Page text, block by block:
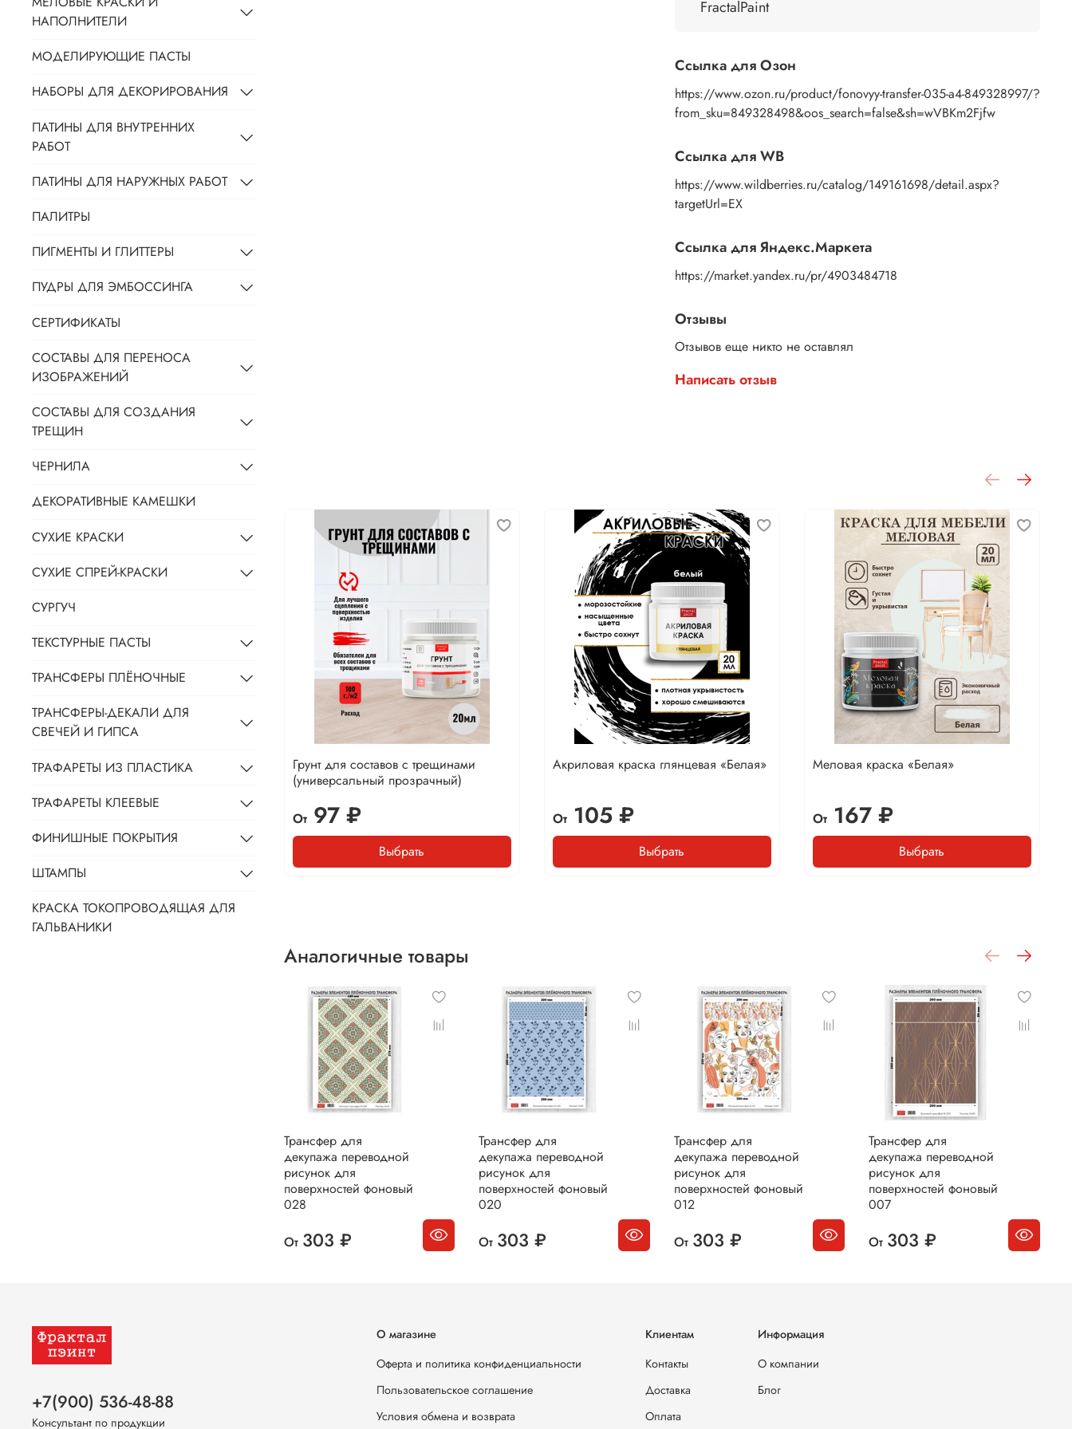
дайте основе пропитаться водой. Затем приложите
пальцами бумажную основу, сдвигаете ее на себя.
Рисунок остается на изделии. Сразу после нанесения
удалите лишнюю влагу и воздух бумажным полотенцем
или кусочком сухой ткани. После чего покройте
подойдет акриловый лак на водной основе, матовый,
глянцевый, полуглянцевый.
FractalPaint
Ссылка для Озон
https://www.ozon.ru/product/fonovyy-transfer-035-a4-849328997/?
from_sku=849328498&oos_search=false&sh=wVBKm2Fjfw
Ссылка для WB
https://www.wildberries.ru/catalog/149161698/detail.aspx?
targetUrl=EX
Ссылка для Яндекс.Маркета
https://market.yandex.ru/pr/4903484718
Отзывы
Отзывов еще никто не оставлял
Написать отзыв
Грунт для составов с трещинами
(универсальный прозрачный)
От97 ₽
Выбрать
Акриловая краска глянцевая «Белая»
От105 ₽
Выбрать
Меловая краска «Белая»
От167 ₽
Выбрать
Аналогичные товары
Трансфер для
декупажа переводной
рисунок для
поверхностей фоновый
028
От 303 ₽
Трансфер для
декупажа переводной
рисунок для
поверхностей фоновый
020
От 303 ₽
Трансфер для
декупажа переводной
рисунок для
поверхностей фоновый
012
От 303 ₽
Трансфер для
декупажа переводной
рисунок для
поверхностей фоновый
007
От 303 ₽
НАПОЛНИТЕЛИ
МОДЕЛИРУЮЩИЕ ПАСТЫ
НАБОРЫ ДЛЯ ДЕКОРИРОВАНИЯ
ПАТИНЫ ДЛЯ ВНУТРЕННИХ
РАБОТ
ПАТИНЫ ДЛЯ НАРУЖНЫХ РАБОТ
ПАЛИТРЫ
ПИГМЕНТЫ И ГЛИТТЕРЫ
ПУДРЫ ДЛЯ ЭМБОССИНГА
СЕРТИФИКАТЫ
СОСТАВЫ ДЛЯ ПЕРЕНОСА
ИЗОБРАЖЕНИЙ
СОСТАВЫ ДЛЯ СОЗДАНИЯ
ТРЕЩИН
ЧЕРНИЛА
ДЕКОРАТИВНЫЕ КАМЕШКИ
СУХИЕ КРАСКИ
СУХИЕ СПРЕЙ-КРАСКИ
СУРГУЧ
ТЕКСТУРНЫЕ ПАСТЫ
ТРАНСФЕРЫ ПЛЁНОЧНЫЕ
ТРАНСФЕРЫ-ДЕКАЛИ ДЛЯ
СВЕЧЕЙ И ГИПСА
ТРАФАРЕТЫ ИЗ ПЛАСТИКА
ТРАФАРЕТЫ КЛЕЕВЫЕ
ФИНИШНЫЕ ПОКРЫТИЯ
ШТАМПЫ
КРАСКА ТОКОПРОВОДЯЩАЯ ДЛЯ
ГАЛЬВАНИКИ
О магазине
Оферта и политика конфиденциальности
Пользовательское соглашение
Условия обмена и возврата
Клиентам
Контакты
Доставка
Оплата
Информация
О компании
Блог
+7(900) 536-48-88
Консультант по продукции